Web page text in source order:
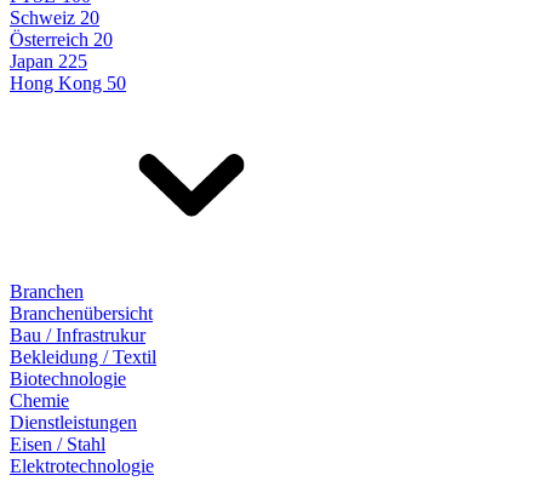
Schweiz 20
Österreich 20
Japan 225
Hong Kong 50
Branchen
Branchenübersicht
Bau / Infrastrukur
Bekleidung / Textil
Biotechnologie
Chemie
Dienstleistungen
Eisen / Stahl
Elektrotechnologie